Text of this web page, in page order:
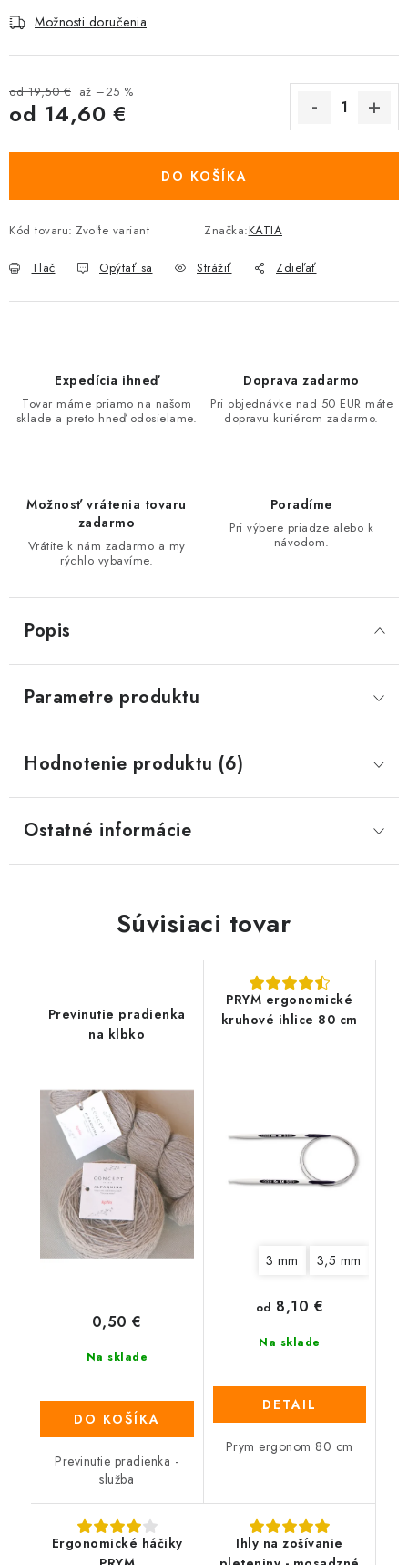
Možnosti doručenia
od 19,50 € až –25 %
od 14,60 €
DO KOŠÍKA
Kód tovaru: Zvoľte variant Značka:KATIA
Tlač Opýtať sa Strážiť Zdieľať
Expedícia ihneď
Tovar máme priamo na našom
sklade a preto hneď odosielame.
Doprava zadarmo
Pri objednávke nad 50 EUR máte
dopravu kuriérom zadarmo.
Možnosť vrátenia tovaru
zadarmo
Vrátite k nám zadarmo a my
rýchlo vybavíme.
Poradíme
Pri výbere priadze alebo k
návodom.
Popis
Parametre produktu
Hodnotenie produktu (6)
Ostatné informácie
Súvisiaci tovar
Previnutie pradienka
na klbko
Na sklade
0,50 €
DO KOŠÍKA
Previnutie pradienka -
služba
PRYM ergonomické
kruhové ihlice 80 cm
3 mm 3,5 mm
Na sklade
od 8,10 €
DETAIL
Prym ergonom 80 cm
Ergonomické háčiky
Ihly na zošívanie